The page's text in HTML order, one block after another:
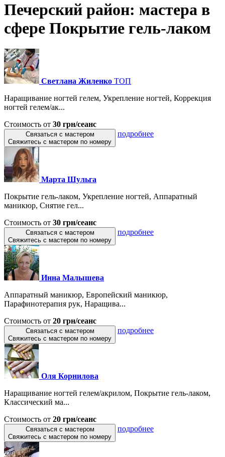
Печерский район: мастера в
сфере Покрытие гель-лаком
Светлана Жиленко ТОП
Наращивание ногтей гелем, Укрепление ногтей, Коррекция
ногтей гелем/ак...
Стоимость от 30 грн/сеанс
Связаться с мастером
Свяжитесь с мастером по номеру
подробнее
Марта Шульга
Покрытие гель-лаком, Укрепление ногтей, Аппаратный
маникюр, Снятие гел...
Стоимость от 30 грн/сеанс
Связаться с мастером
Свяжитесь с мастером по номеру
подробнее
Инна Малышева
Аппаратный маникюр, Европейский маникюр,
Парафинотерапия рук, Наращива...
Стоимость от 20 грн/сеанс
Связаться с мастером
Свяжитесь с мастером по номеру
подробнее
Оля Корнилова
Наращивание ногтей гелем/акрилом, Покрытие гель-лаком,
Классический ма...
Стоимость от 20 грн/сеанс
Связаться с мастером
Свяжитесь с мастером по номеру
подробнее